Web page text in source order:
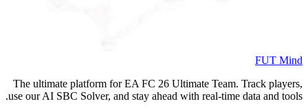
FUT Mind
The ultimate platform for EA FC 26 Ultimate Team. Track players,
use our AI SBC Solver, and stay ahead with real-time data and tools.